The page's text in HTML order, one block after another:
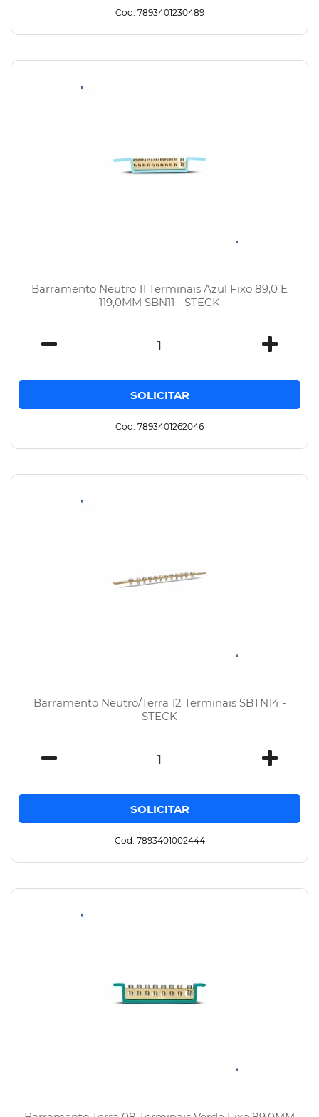
Cod. 7893401230489
Barramento Neutro 11 Terminais Azul Fixo 89,0 E
119,0MM SBN11 - STECK
Cod. 7893401262046
Barramento Neutro/Terra 12 Terminais SBTN14 -
STECK
Cod. 7893401002444